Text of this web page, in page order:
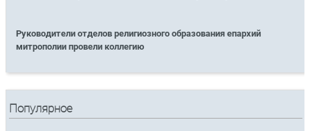
Руководители отделов религиозного образования епархий
митрополии провели коллегию
Популярное